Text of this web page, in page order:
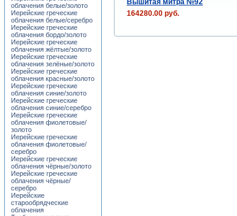
164280.00 руб.
облачения белые/золото
Иерейские греческие
облачения белые/серебро
Иерейские греческие
облачения бордо/золото
Иерейские греческие
облачения жёлтые/золото
Иерейские греческие
облачения зелёные/золото
Иерейские греческие
облачения красные/золото
Иерейские греческие
облачения синие/золото
Иерейские греческие
облачения синие/серебро
Иерейские греческие
облачения фиолетовые/
золото
Иерейские греческие
облачения фиолетовые/
серебро
Иерейские греческие
облачения чёрные/золото
Иерейские греческие
облачения чёрные/
серебро
Иерейские
старообрядческие
облачения